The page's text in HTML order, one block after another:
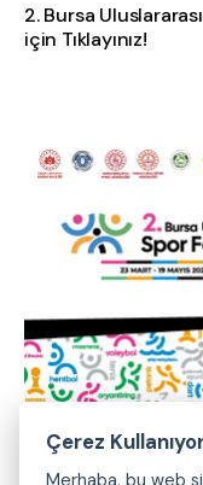
2. Bursa
için Tıklayınız!
Başlangıç:
Çerez
Merhaba, bu web